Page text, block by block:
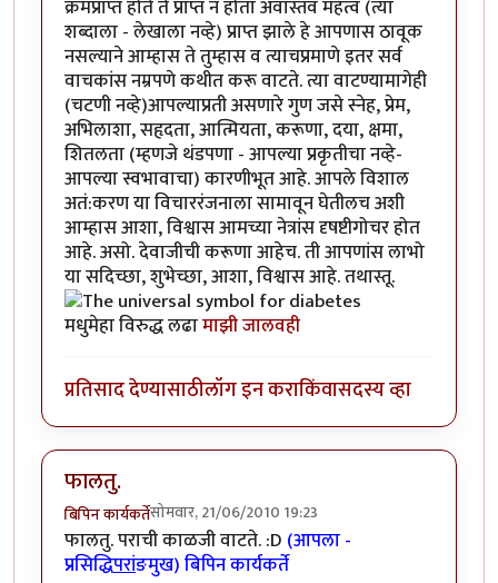
क्रमप्राप्त होते ते प्राप्त न होता अवास्तव महत्व (त्या
शब्दाला - लेखाला नव्हे) प्राप्त झाले हे आपणास ठावूक
नसल्याने आम्हास ते तुम्हास व त्याचप्रमाणे इतर सर्व
वाचकांस नम्रपणे कथीत करू वाटते. त्या वाटण्यामागेही
(चटणी नव्हे)आपल्याप्रती असणारे गुण जसे स्नेह, प्रेम,
अभिलाशा, सहृदता, आत्मियता, करूणा, दया, क्षमा,
शितलता (म्हणजे थंडपणा - आपल्या प्रकृतीचा नव्हे-
आपल्या स्वभावाचा) कारणीभूत आहे. आपले विशाल
अतं:करण या विचाररंजनाला सामावून घेतीलच अशी
आम्हास आशा, विश्वास आमच्या नेत्रांस दृषष्टीगोचर होत
आहे. असो. देवाजीची करूणा आहेच. ती आपणांस लाभो
या सदिच्छा, शुभेच्छा, आशा, विश्वास आहे. तथास्तू.
मधुमेहा विरुद्ध लढामाझी जालवही
प्रतिसाद देण्यासाठीलॉग इन कराकिंवासदस्य व्हा
फालतु.
बिपिन कार्यकर्तेसोमवार, 21/06/2010 19:23
फालतु. पराची काळजी वाटते. :D (आपला -
प्रसिद्धिपरांङमुख) बिपिन कार्यकर्ते